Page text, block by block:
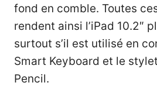
fond en comble. Toutes
rendent ainsi l’iPad 10.2″
surtout s’il est utilisé en
Smart Keyboard et le
Pencil.